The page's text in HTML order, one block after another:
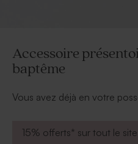
Accessoire
baptême
Vous avez déjà en votre
En effet, commandez juste
15% offerts* sur tout le